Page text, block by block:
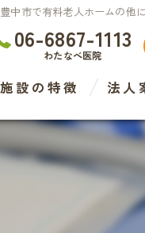
豊中市で有料老人ホームの他
06-6867-1113
わたなべ医院
施設の特徴
住宅型
法人